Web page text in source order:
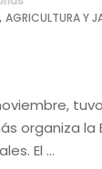
, AGRICULTURA Y
organiza la
El …